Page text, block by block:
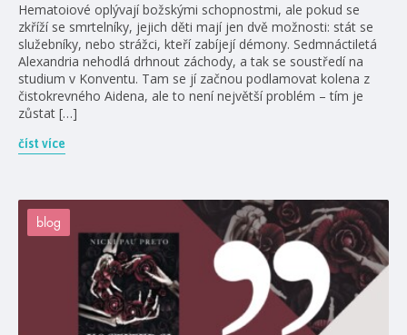
Hematoiové oplývají božskými schopnostmi, ale pokud se
zkříží se smrtelníky, jejich děti mají jen dvě možnosti: stát se
služebníky, nebo strážci, kteří zabíjejí démony. Sedmnáctiletá
Alexandria nehodlá drhnout záchody, a tak se soustředí na
studium v Konventu. Tam se jí začnou podlamovat kolena z
čistokrevného Aidena, ale to není největší problém – tím je
zůstat […]
číst více
blog